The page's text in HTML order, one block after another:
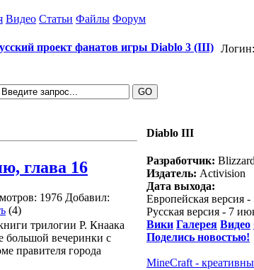
Видео Статьи Файлы Форум
проект фанатов игры Diablo 3 (III) Логин:
глава 16
1976 Добавил:
(4)
трилогии Р. Кнаака
большой вечеринки с
правителя города
Diablo III
Разработчик:
Издатель: Activision
Дата выхода:
Европейская версия -
Русская версия - 7
Вики Галерея Видео
Поделись новостью!
MineCraft -